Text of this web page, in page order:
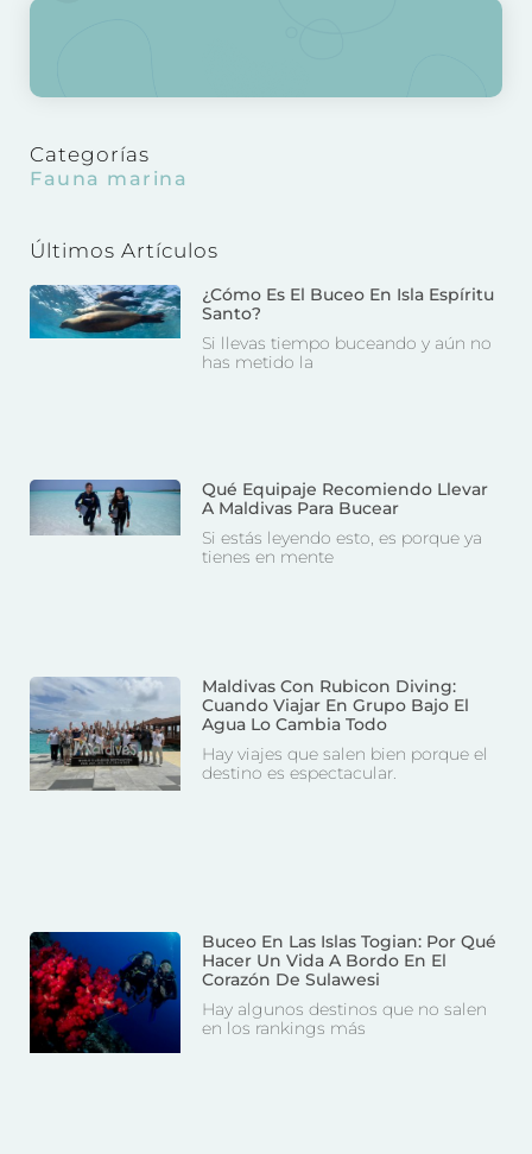
Categorías
Fauna marina
Últimos Artículos
¿Cómo Es El Buceo En Isla Espíritu
Santo?
Si llevas tiempo buceando y aún no
has metido la
Qué Equipaje Recomiendo Llevar
A Maldivas Para Bucear
Si estás leyendo esto, es porque ya
tienes en mente
Maldivas Con Rubicon Diving:
Cuando Viajar En Grupo Bajo El
Agua Lo Cambia Todo
Hay viajes que salen bien porque el
destino es espectacular.
Buceo En Las Islas Togian: Por Qué
Hacer Un Vida A Bordo En El
Corazón De Sulawesi
Hay algunos destinos que no salen
en los rankings más